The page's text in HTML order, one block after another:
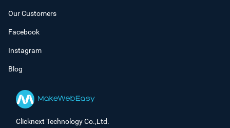
Our Customers
Facebook
Instagram
Blog
Clicknext Technology Co.,Ltd.